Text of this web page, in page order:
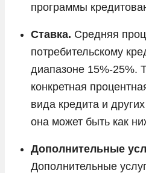
программы
Ставка. Средняя
потребительскому
диапазоне 15%-25%.
конкретная
вида кредита и
она может быть как
Дополнительные
Дополнительные